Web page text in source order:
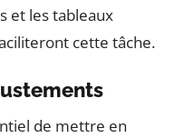
et les tableaux
cette tâche.
de mettre en